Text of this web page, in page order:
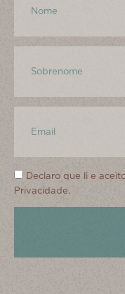
Declaro que li e
Privacidade.